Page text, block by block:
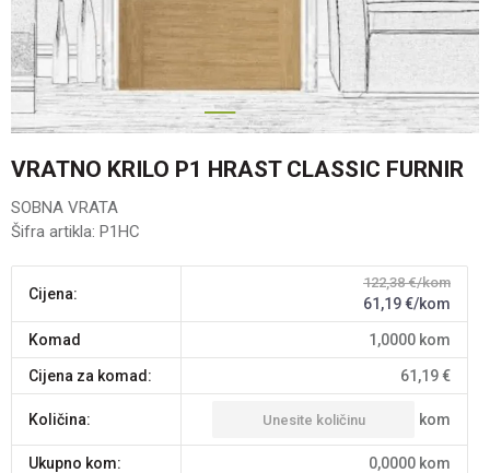
1 2 3
VRATNO KRILO P1 HRAST CLASSIC FURNIR
SOBNA VRATA
Šifra artikla: P1HC
Cijena:
122,38 €/kom
61,19€/kom
komad 1,0000 kom
Cijena za komad: 61,19€
Količina: kom
Ukupno kom: 0,0000 kom